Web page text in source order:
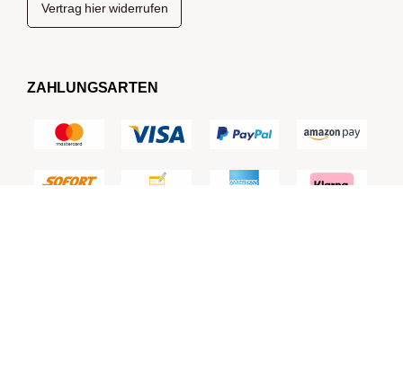
Vertrag hier widerrufen
ZAHLUNGSARTEN